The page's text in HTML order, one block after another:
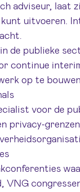
adviseur, laat
uitvoeren.
de publieke
continue
op te
voor de
privacy-
VNG